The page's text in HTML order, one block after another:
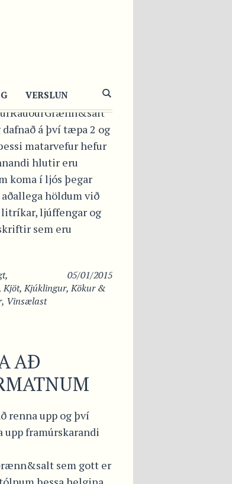
VERSLUN
sjá hversu hratt og
á því tæpa 2 og
matarvefur hefur
hlutir eru
koma í ljós þegar
höldum við
litríkar, ljúffengar og
sem eru
05/01/2015
,
Kjöt,Kjúklingur,Kökur &
, Vinsælast
AÐ
renna upp og því
framúrskarandi
sem gott er